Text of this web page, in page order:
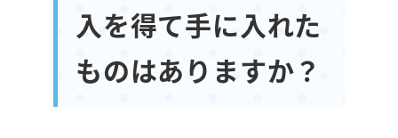
入を得て手に入れた
ものはありますか？